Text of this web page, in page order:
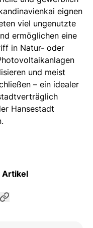
eignen
viel ungenutzte
ermöglichen eine
in Natur- oder
und meist
– ein idealer
Hansestadt
Artikel